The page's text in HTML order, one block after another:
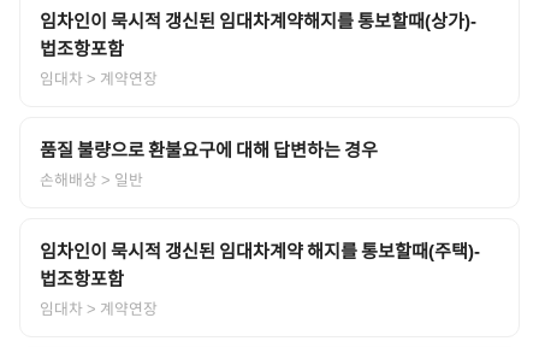
임차인이 묵시적 갱신된 임대차계약해지를 통보할때(상가)-
법조항포함
임대차> 계약연장
품질 불량으로 환불요구에 대해 답변하는 경우
손해배상 > 일반
임차인이 묵시적 갱신된 임대차계약 해지를 통보할때(주택)-
법조항포함
임대차> 계약연장